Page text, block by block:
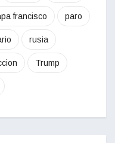
francisco paro
rusia
Trump